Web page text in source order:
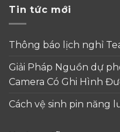
Tin tức mới
Thông báo lịch nghỉ
Giải Pháp Nguồn dự
Camera Có Ghi Hình
Cách vệ sinh pin năng